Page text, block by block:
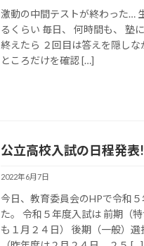
激動の中間テストが終わった…
るくらい 毎日、 何時間も、 塾
終えたら ２回目は答えを隠し
ところだけを確認 […]
公立高校入試の日程発表
2022年6月7日
今日、教育委員会のHPで令和
た。 令和５年度入試は 前期（
も１月２４日） 後期（一般）選